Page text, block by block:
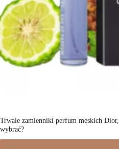
Trwałe zamienniki perfum męskich
wybrać?